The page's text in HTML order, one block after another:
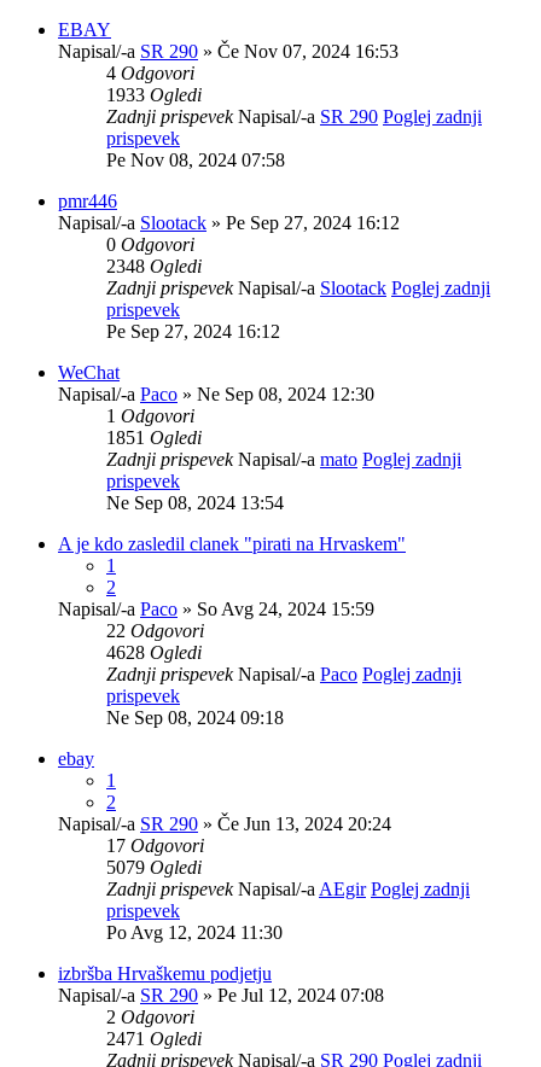
EBAY
Napisal/-a SR 290 » Če Nov 07, 2024 16:53
4 Odgovori
1933 Ogledi
Zadnji prispevekNapisal/-a SR 290 Poglej zadnji
prispevek
Pe Nov 08, 2024 07:58
pmr446
Napisal/-a Slootack » Pe Sep 27, 2024 16:12
0 Odgovori
2348 Ogledi
Zadnji prispevekNapisal/-a Slootack Poglej zadnji
prispevek
Pe Sep 27, 2024 16:12
WeChat
Napisal/-a Paco » Ne Sep 08, 2024 12:30
1 Odgovori
1851 Ogledi
Zadnji prispevekNapisal/-a mato Poglej zadnji
prispevek
Ne Sep 08, 2024 13:54
A je kdo zasledil clanek "pirati na Hrvaskem"
1
2
Napisal/-a Paco » So Avg 24, 2024 15:59
22 Odgovori
4628 Ogledi
Zadnji prispevekNapisal/-a Paco Poglej zadnji
prispevek
Ne Sep 08, 2024 09:18
ebay
1
2
Napisal/-a SR 290 » Če Jun 13, 2024 20:24
17 Odgovori
5079 Ogledi
Zadnji prispevekNapisal/-a AEgir Poglej zadnji
prispevek
Po Avg 12, 2024 11:30
izbršba Hrvaškemu podjetju
Napisal/-a SR 290 » Pe Jul 12, 2024 07:08
2 Odgovori
2471 Ogledi
Zadnji prispevekNapisal/-a SR 290 Poglej zadnji